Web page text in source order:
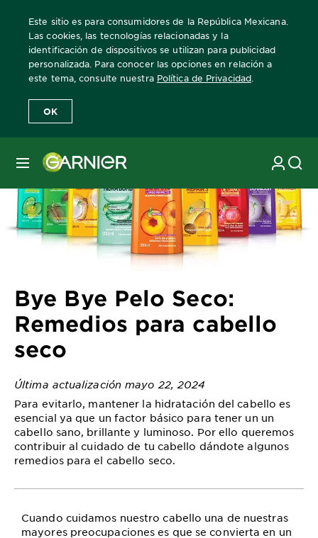
Este sitio es para consumidores de la República Mexicana.
Las cookies, las tecnologías relacionadas y la
identificación de dispositivos se utilizan para publicidad
personalizada. Para conocer las opciones en relación a
este tema, consulte nuestra Política de Privacidad
OK
MENÚ
Home Revista Garnier Consejos sobre el cuidado del cabello
Bye Bye Pelo Seco:
Remedios para cabello
seco
Última actualización mayo 22, 2024
Para evitarlo, mantener la hidratación del cabello es
esencial ya que un factor básico para tener un un
cabello sano, brillante y luminoso. Por ello queremos
contribuir al cuidado de tu cabello dándote algunos
remedios para el cabello seco.
Cuando cuidamos nuestro cabello una de nuestras
mayores preocupaciones es que se convierta en un